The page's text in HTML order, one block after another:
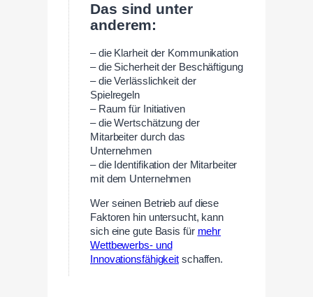
Das sind unter
anderem:
– die Klarheit der Kommunikation
– die Sicherheit der Beschäftigung
– die Verlässlichkeit der
Spielregeln
– Raum für Initiativen
– die Wertschätzung der
Mitarbeiter durch das
Unternehmen
– die Identifikation der Mitarbeiter
mit dem Unternehmen
Wer seinen Betrieb auf diese
Faktoren hin untersucht, kann
sich eine gute Basis für mehr
Wettbewerbs- und
Innovationsfähigkeit schaffen.